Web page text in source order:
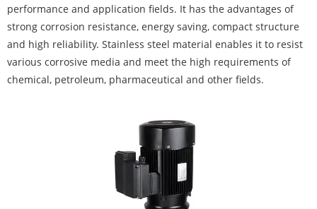
performance and application fields. It has the advantages of
strong corrosion resistance, energy saving, compact structure
and high reliability. Stainless steel material enables it to resist
various corrosive media and meet the high requirements of
chemical, petroleum, pharmaceutical and other fields.